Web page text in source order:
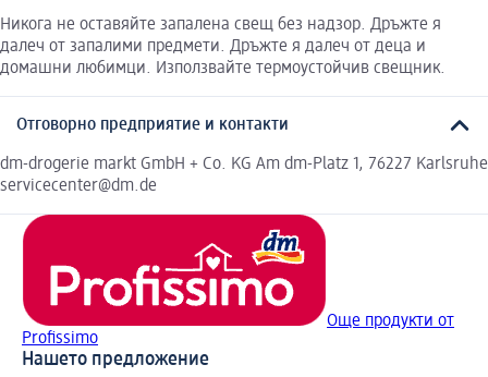
Никога не оставяйте запалена свещ без надзор. Дръжте я
далеч от запалими предмети. Дръжте я далеч от деца и
домашни любимци. Използвайте термоустойчив свещник.
Отговорно предприятие и контакти
dm-drogerie markt GmbH + Co. KG Am dm-Platz 1, 76227 Karlsruhe
servicecenter@dm.de
Още продукти от
Profissimo
Нашето предложение